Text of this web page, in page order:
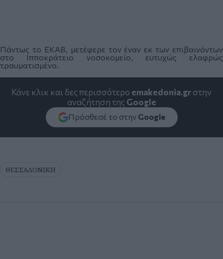
Πάντως το ΕΚΑΒ, μετέφερε τον έναν εκ των επιβαινόντων
στο Ιπποκράτειο νοσοκομείο, ευτυχώς ελαφρώς
τραυματισμένο.
Κάνε κλικ και δες περισσότερο emakedonia.grστην
αναζήτηση της Google
Πρόσθεσέ το στην Google
ΘΕΣΣΑΛΟΝΙΚΗ